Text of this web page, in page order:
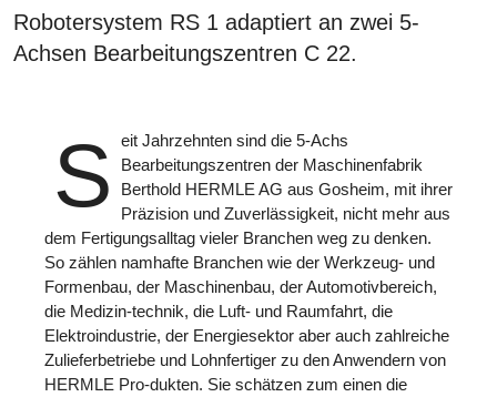
Robotersystem RS 1 adaptiert an zwei 5-
Achsen Bearbeitungszentren C 22.
S
eit Jahrzehnten sind die 5-Achs
Bearbeitungszentren der Maschinenfabrik
Berthold HERMLE AG aus Gosheim, mit ihrer
Präzision und Zuverlässigkeit, nicht mehr aus
dem Fertigungsalltag vieler Branchen weg zu denken.
So zählen namhafte Branchen wie der Werkzeug- und
Formenbau, der Maschinenbau, der Automotivbereich,
die Medizin-technik, die Luft- und Raumfahrt, die
Elektroindustrie, der Energiesektor aber auch zahlreiche
Zulieferbetriebe und Lohnfertiger zu den Anwendern von
HERMLE Pro-dukten. Sie schätzen zum einen die